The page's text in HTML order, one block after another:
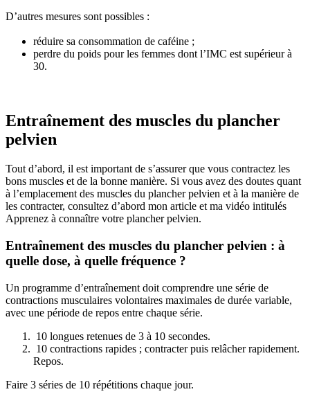
D’autres mesures sont possibles :
réduire sa consommation de caféine ;
perdre du poids pour les femmes dont l’IMC est supérieur à
30.
Entraînement des muscles du plancher
pelvien
Tout d’abord, il est important de s’assurer que vous contractez les
bons muscles et de la bonne manière. Si vous avez des doutes quant
à l’emplacement des muscles du plancher pelvien et à la manière de
les contracter, consultez d’abord mon article et ma vidéo intitulés
Apprenez à connaître votre plancher pelvien.
Entraînement des muscles du plancher pelvien : à
quelle dose, à quelle fréquence ?
Un programme d’entraînement doit comprendre une série de
contractions musculaires volontaires maximales de durée variable,
avec une période de repos entre chaque série.
10 longues retenues de 3 à 10 secondes.
10 contractions rapides ; contracter puis relâcher rapidement.
Repos.
Faire 3 séries de 10 répétitions chaque jour.